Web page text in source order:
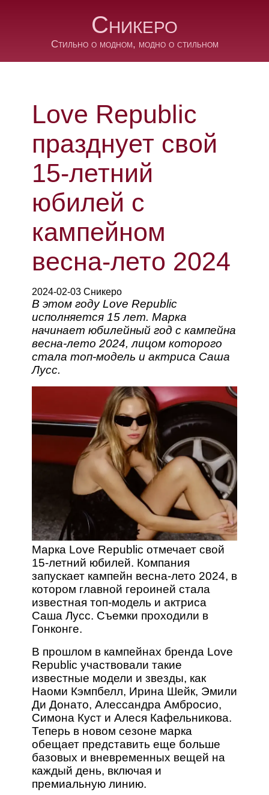
Сникеро
Стильно о модном, модно о стильном
Love Republic
празднует свой
15-летний
юбилей с
кампейном
весна-лето 2024
2024-02-03 Сникеро
В этом году Love Republic
исполняется 15 лет. Марка
начинает юбилейный год с кампейна
весна-лето 2024, лицом которого
стала топ-модель и актриса Саша
Лусс.
Марка Love Republic отмечает свой
15-летний юбилей. Компания
запускает кампейн весна-лето 2024, в
котором главной героиней стала
известная топ-модель и актриса
Саша Лусс. Съемки проходили в
Гонконге.
В прошлом в кампейнах бренда Love
Republic участвовали такие
известные модели и звезды, как
Наоми Кэмпбелл, Ирина Шейк, Эмили
Ди Донато, Алессандра Амбросио,
Симона Куст и Алеся Кафельникова.
Теперь в новом сезоне марка
обещает представить еще больше
базовых и вневременных вещей на
каждый день, включая и
премиальную линию.